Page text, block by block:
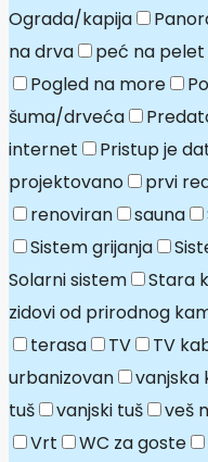
Ograda/kapija
na drva
peć na pelet
Pogled na more
šuma/drveća
internet
Pristup je
projektovano
prvi
renoviran
sauna
Sistem grijanja
Solarni sistem
Stara
zidovi od prirodnog
terasa
TV TV
urbanizovan
vanjska
tuš
vanjski tuš veš
Vrt
WC za goste